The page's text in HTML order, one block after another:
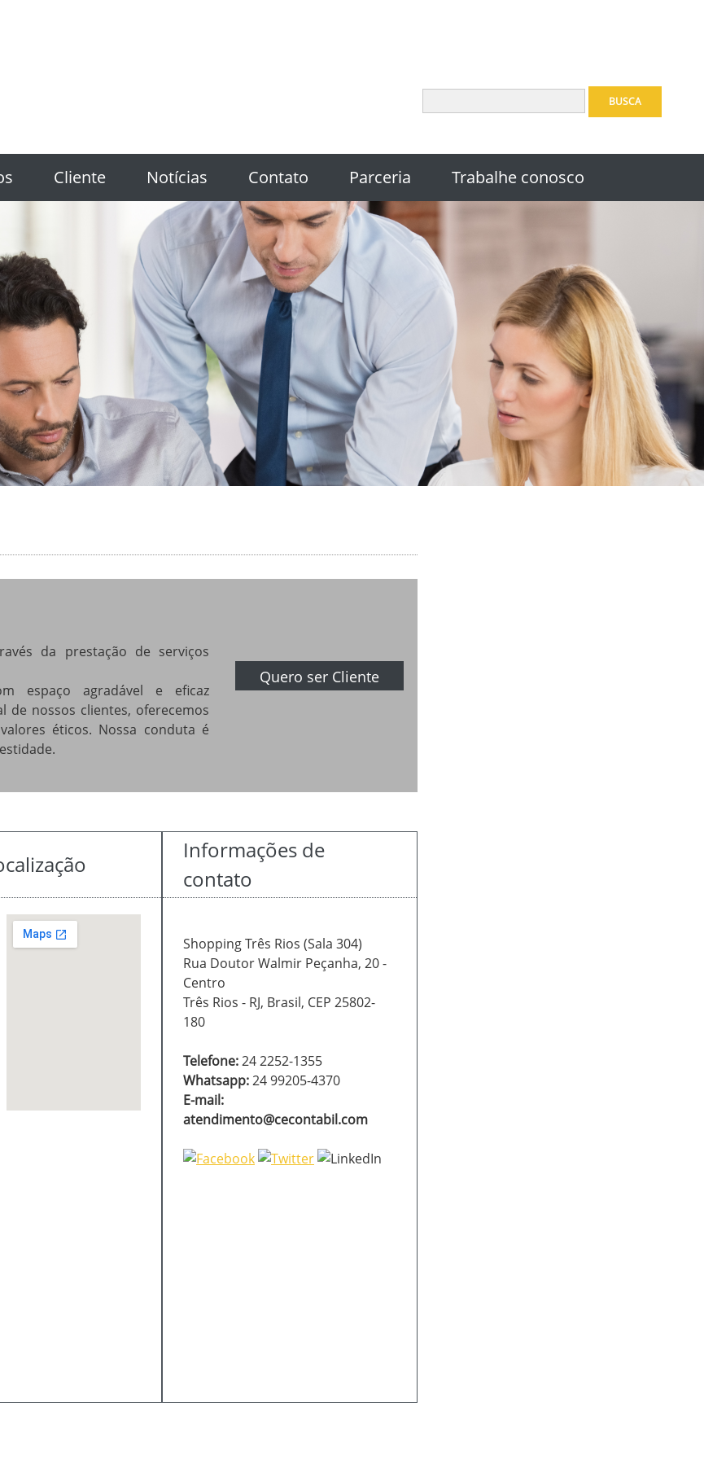
BUSCA
Cliente Notícias Contato Parceria Trabalhe conosco
da prestação de serviços
espaço agradável e eficaz
de nossos clientes, oferecemos
éticos. Nossa conduta é
Quero ser Cliente
Informações de
contato
Shopping Três Rios (Sala 304)
Rua Doutor Walmir Peçanha, 20 -
Centro
Três Rios - RJ, Brasil, CEP 25802-
180
Telefone:24 2252-1355
Whatsapp:24 99205-4370
E-mail:
atendimento@cecontabil.com